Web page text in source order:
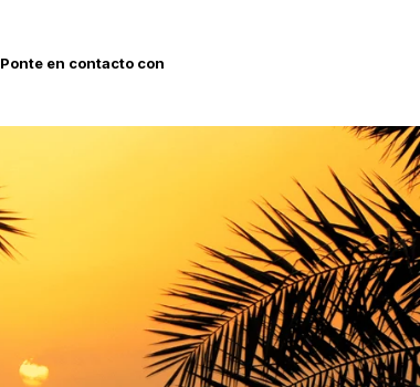
Ponte en contacto con